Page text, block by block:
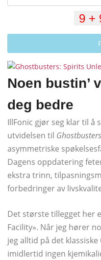
Noen bustin’
deg bedre
IllFonic gjør seg klar til å
utvidelsen til
asymmetriske
Dagens oppdatering
ekstra trinn,
forbedringer av
Det største tillegget her
Facility». Når jeg hører
jeg alltid på det
imidlertid ingen